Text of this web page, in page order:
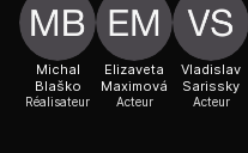
Michal
Blaško
Réalisateur
Elizaveta
Maximová
Acteur
Vladislav
Sarissky
Acteur